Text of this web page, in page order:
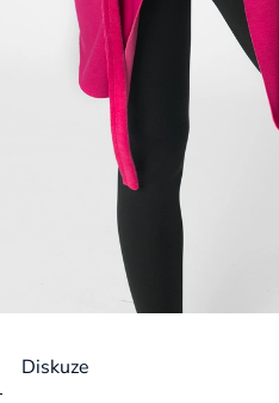
Diskuze